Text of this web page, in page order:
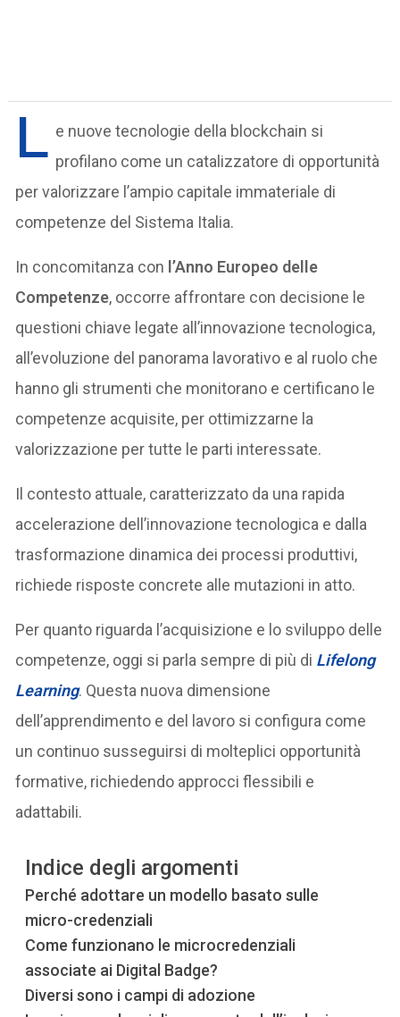
L e nuove tecnologie della blockchain si
profilano come un catalizzatore di opportunità
per valorizzare l’ampio capitale immateriale di
competenze del Sistema Italia.
In concomitanza con l’Anno Europeo delle
Competenze, occorre affrontare con decisione le
questioni chiave legate all’innovazione tecnologica,
all’evoluzione del panorama lavorativo e al ruolo che
hanno gli strumenti che monitorano e certificano le
competenze acquisite, per ottimizzarne la
valorizzazione per tutte le parti interessate.
Il contesto attuale, caratterizzato da una rapida
accelerazione dell’innovazione tecnologica e dalla
trasformazione dinamica dei processi produttivi,
richiede risposte concrete alle mutazioni in atto.
Per quanto riguarda l’acquisizione e lo sviluppo delle
competenze, oggi si parla sempre di più di Lifelong
Learning. Questa nuova dimensione
dell’apprendimento e del lavoro si configura come
un continuo susseguirsi di molteplici opportunità
formative, richiedendo approcci flessibili e
adattabili.
Indice degli argomenti
Perché adottare un modello basato sulle
micro-credenziali
Come funzionano le microcredenziali
associate ai Digital Badge?
Diversi sono i campi di adozione